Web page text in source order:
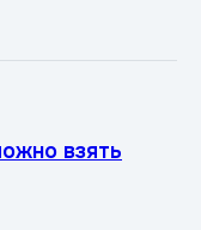
взять